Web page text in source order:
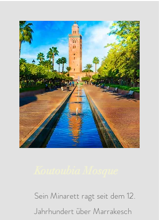
Sein Minarett ragt seit dem 12.
Jahrhundert über Marrakesch